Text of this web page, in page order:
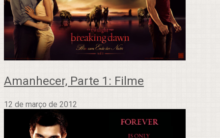
Amanhecer, Parte 1: Filme
12 de março de 2012